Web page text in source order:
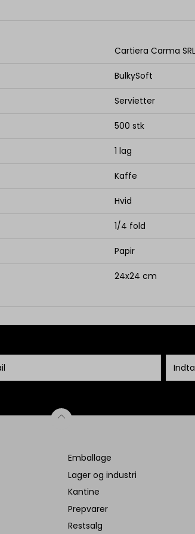
Cartiera Carma SRL
BulkySoft
Servietter
500 stk
1 lag
Kaffe
Hvid
1/4 fold
Papir
24x24 cm
Emballage
Lager og industri
Kantine
Prepvarer
Restsalg